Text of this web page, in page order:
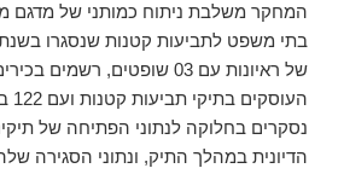
של ראיונות עם 03 שופטים,
נסקרים בחלוקה לנתוני הפתיחה של
הדיונית במהלך התיק, ונתוני הסגירה